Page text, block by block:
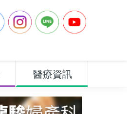
醫療資訊